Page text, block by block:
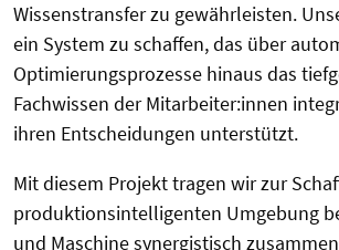
Wissenstransfer zu gewährleisten.
ein System zu schaffen, das über
Optimierungsprozesse hinaus das
Fachwissen der Mitarbeiter:innen
ihren Entscheidungen unterstützt.
Mit diesem Projekt tragen wir zur
produktionsintelligenten Umgebung
und Maschine synergistisch